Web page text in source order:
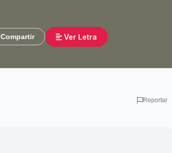
Compartir Ver Letra
Reportar